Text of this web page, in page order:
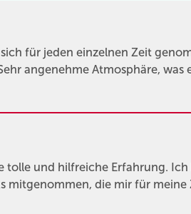
für jeden einzelnen Zeit
angenehme Atmosphäre, was
und hilfreiche Erfahrung. Ich
mitgenommen, die mir für